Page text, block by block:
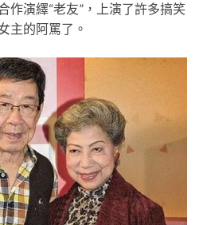
作演繹“老友”，上演了許多搞笑
主的阿罵了。